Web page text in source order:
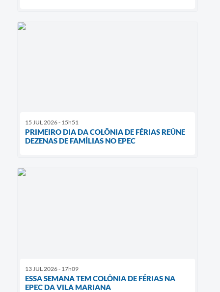
15 JUL 2026 - 15h51
PRIMEIRO DIA DA COLÔNIA DE FÉRIAS REÚNE
DEZENAS DE FAMÍLIAS NO EPEC
13 JUL 2026 - 17h09
ESSA SEMANA TEM COLÔNIA DE FÉRIAS NA
EPEC DA VILA MARIANA